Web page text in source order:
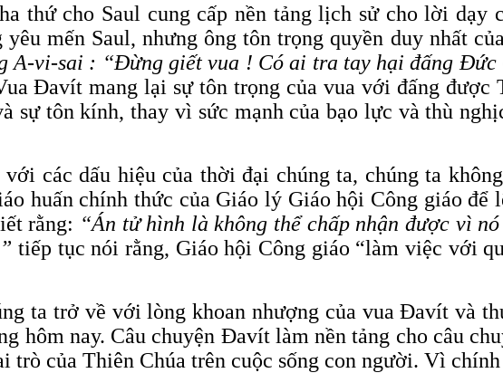
thứ cho Saul cung cấp nền tảng lịch sử cho lời dạy
mến Saul, nhưng ông tôn trọng quyền duy nhất
A-vi-sai : “Đừng giết vua ! Có ai tra tay hại đấng Đức
Đavít mang lại sự tôn trọng của vua với đấng
sự tôn kính, thay vì sức mạnh của bạo lực và thù
các dấu hiệu của thời đại chúng ta, chúng ta
huấn chính thức của Giáo lý Giáo hội Công giáo
rằng: “Án tử hình là không thể chấp nhận được vì
tiếp tục nói rằng, Giáo hội Công giáo “làm việc với
ta trở về với lòng khoan nhượng của vua Đavít và
hôm nay. Câu chuyện Đavít làm nền tảng cho câu
trò của Thiên Chúa trên cuộc sống con người. Vì